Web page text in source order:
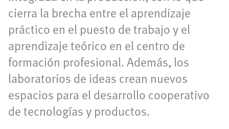
cierra la brecha entre el aprendizaje
práctico en el puesto de trabajo y el
aprendizaje teórico en el centro de
formación profesional. Además, los
laboratorios de ideas crean nuevos
espacios para el desarrollo cooperativo
de tecnologías y productos.